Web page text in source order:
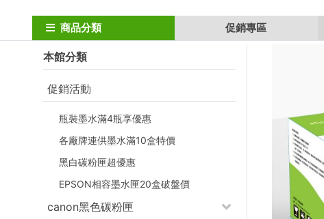
商品分類 促銷專區
Home canon碳粉匣 canon彩色碳粉匣 crg-045 / mf632cdw
本館分類
促銷活動
瓶裝墨水滿4瓶享優惠
各廠牌連供墨水滿10盒特價
黑白碳粉匣超優惠
EPSON相容墨水匣20盒破盤價
canon黑色碳粉匣